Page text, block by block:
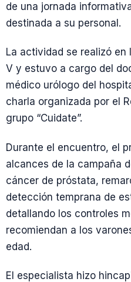
de una jornada
destinada a su personal.
La actividad se realizó en
V y estuvo a cargo del
médico urólogo del
charla organizada por el
grupo “Cuidate”.
Durante el encuentro, el
alcances de la campaña
cáncer de próstata,
detección temprana de
detallando los controles
recomiendan a los
edad.
El especialista hizo